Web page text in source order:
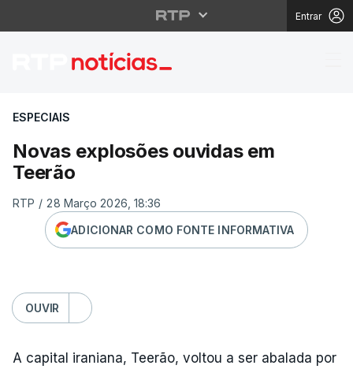
Entrar
Novas explosões
ESPECIAIS
Novas explosões ouvidas em
Teerão
RTP / 28 Março 2026, 18:36
ADICIONAR COMO FONTE INFORMATIVA
OUVIR
A capital iraniana, Teerão, voltou a ser abalada por